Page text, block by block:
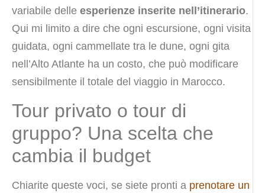
variabile delle esperienze inserite nell’itinerario.
Qui mi limito a dire che ogni escursione, ogni visita
guidata, ogni cammellate tra le dune, ogni gita
nell’Alto Atlante ha un costo, che può modificare
sensibilmente il totale del viaggio in Marocco.
Tour privato o tour di
gruppo? Una scelta che
cambia il budget
Chiarite queste voci, se siete pronti a prenotare un